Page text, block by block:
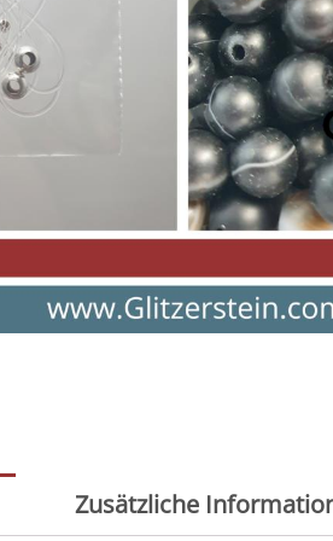
Zusätzliche